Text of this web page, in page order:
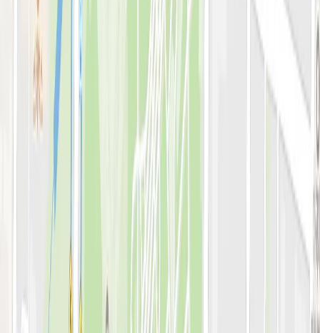
병원소개
의료진 소개
블로그